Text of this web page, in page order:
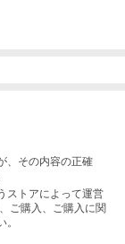
、その内容の正確
ストアによって運営
ご購入 、ご購入に関